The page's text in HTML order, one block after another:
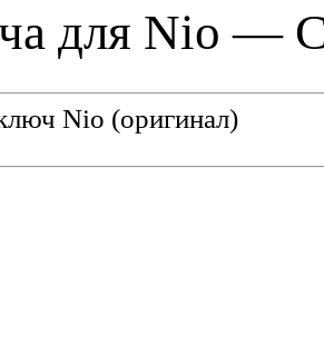
для Nio —
Nio (оригинал)